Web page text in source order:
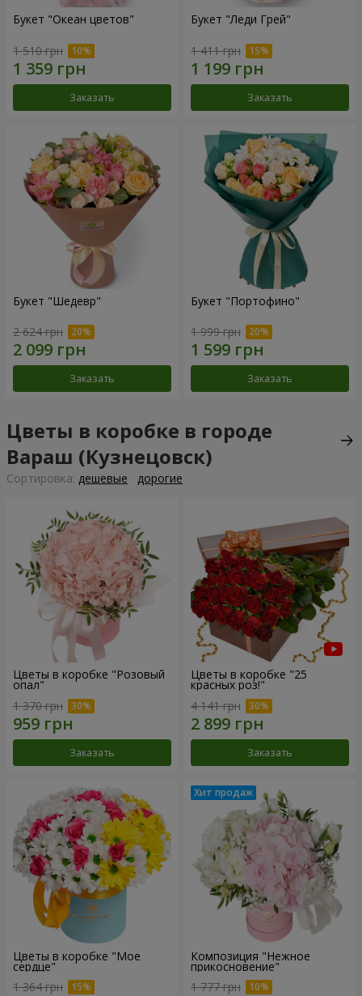
Букет "Океан цветов"
1 510 грн
Заказать
Букет "Леди Грей"
1 411 грн
Заказать
Букет "Шедевр"
2 624 грн
Заказать
Букет "Портофино"
1 999 грн
Заказать
Цветы в коробке в городе
Вараш (Кузнецовск)
Cортировка: дешевые дорогие
Цветы в коробке "Розовый
опал"
1 370 грн
Заказать
Цветы в коробке "25
красных роз!"
4 141 грн
Заказать
Цветы в коробке "Мое
сердце"
1 364 грн
Композиция "Нежное
прикосновение"
1 777 грн